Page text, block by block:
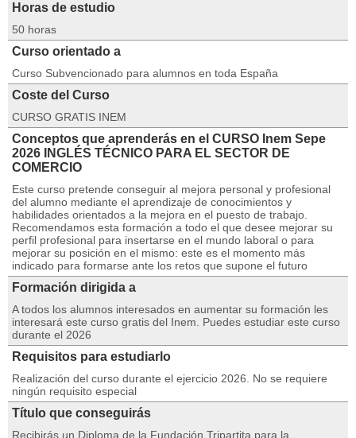
Horas de estudio
50 horas
Curso orientado a
Curso Subvencionado para alumnos en toda España
Coste del Curso
CURSO GRATIS INEM
Conceptos que aprenderás en el CURSO Inem Sepe
2026 INGLÉS TÉCNICO PARA EL SECTOR DE
COMERCIO
Este curso pretende conseguir al mejora personal y profesional
del alumno mediante el aprendizaje de conocimientos y
habilidades orientados a la mejora en el puesto de trabajo.
Recomendamos esta formación a todo el que desee mejorar su
perfil profesional para insertarse en el mundo laboral o para
mejorar su posición en el mismo: este es el momento más
indicado para formarse ante los retos que supone el futuro
Formación dirigida a
A todos los alumnos interesados en aumentar su formación les
interesará este curso gratis del Inem. Puedes estudiar este curso
durante el 2026
Requisitos para estudiarlo
Realización del curso durante el ejercicio 2026. No se requiere
ningún requisito especial
Título que conseguirás
Recibirás un Diploma de la Fundación Tripartita para la